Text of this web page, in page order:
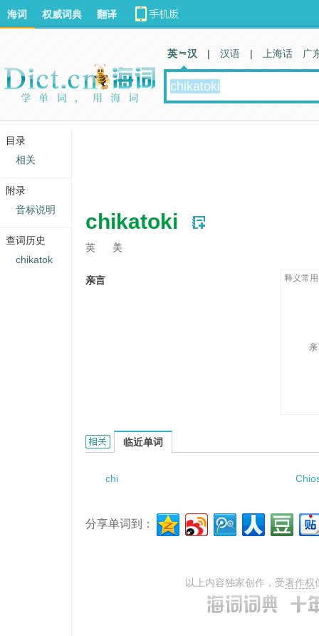
chikatoki
英 美
亲言 释义常
Chikatoki的相关资料：
临近单词
chi
分享单词到：
以上内容独家创作，受著作权
海词 权威词典 翻译
英 汉 | 汉语 | 上海话 广
目录
相关
附录
音标说明
查词历史
chikatok